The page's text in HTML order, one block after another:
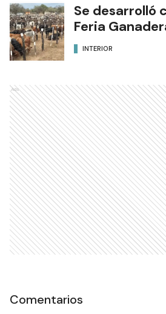
Se desarrolló
Feria
INTERIOR
Ads
Comentarios